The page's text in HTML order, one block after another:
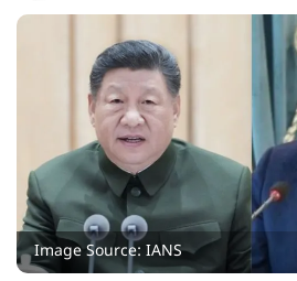
Image Source: IANS